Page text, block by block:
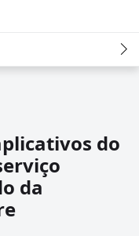
do
da